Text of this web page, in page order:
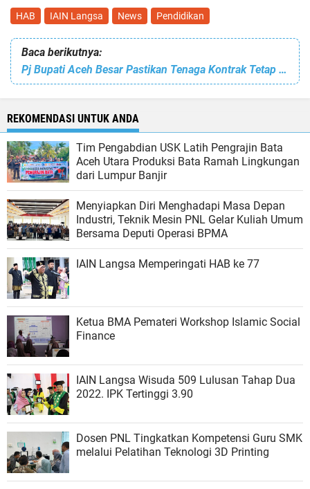
HAB IAIN Langsa News Pendidikan
Baca berikutnya:
Pj Bupati Aceh Besar Pastikan Tenaga Kontrak Tetap Dipertahankan Tahun 2023
REKOMENDASI UNTUK ANDA
Tim Pengabdian USK Latih Pengrajin Bata
Aceh Utara Produksi Bata Ramah Lingkungan
dari Lumpur Banjir
Menyiapkan Diri Menghadapi Masa Depan
Industri, Teknik Mesin PNL Gelar Kuliah Umum
Bersama Deputi Operasi BPMA
IAIN Langsa Memperingati HAB ke 77
Ketua BMA Pemateri Workshop Islamic Social
Finance
IAIN Langsa Wisuda 509 Lulusan Tahap Dua
2022. IPK Tertinggi 3.90
Dosen PNL Tingkatkan Kompetensi Guru SMK
melalui Pelatihan Teknologi 3D Printing